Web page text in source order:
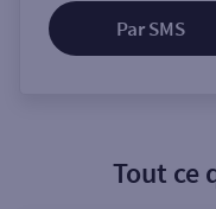
Par SMS
Tout ce